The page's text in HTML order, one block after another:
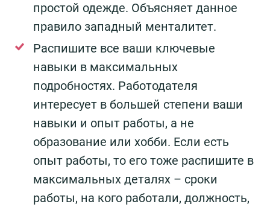
простой одежде. Объясняет данное
правило западный менталитет.
Распишите все ваши ключевые
навыки в максимальных
подробностях. Работодателя
интересует в большей степени ваши
навыки и опыт работы, а не
образование или хобби. Если есть
опыт работы, то его тоже распишите в
максимальных деталях – сроки
работы, на кого работали, должность,